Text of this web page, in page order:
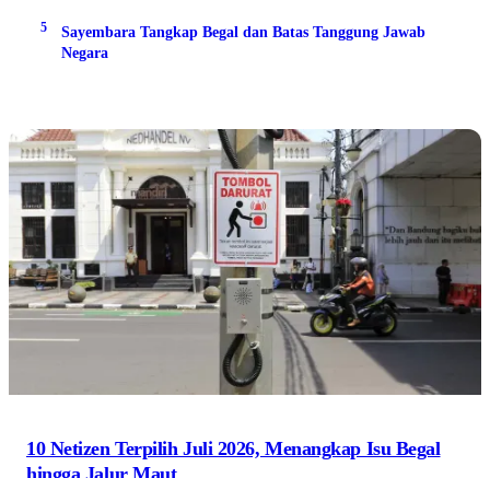
5
Sayembara Tangkap Begal dan Batas Tanggung Jawab
Negara
10 Netizen Terpilih Juli 2026, Menangkap Isu Begal
hingga Jalur Maut